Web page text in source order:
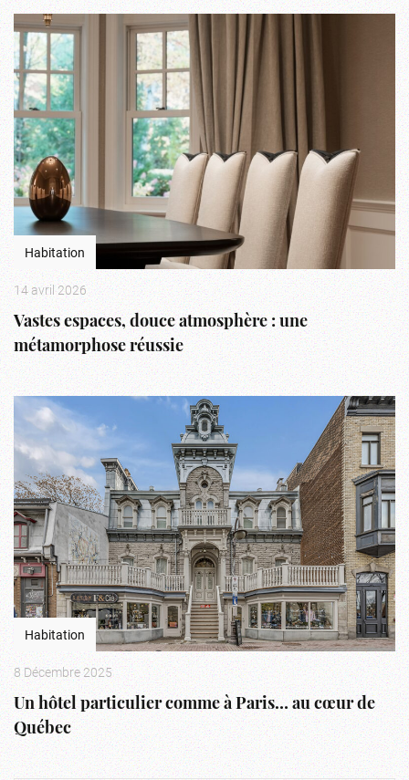
Habitation
14 avril 2026
Vastes espaces, douce atmosphère : une
métamorphose réussie
Habitation
8 Décembre 2025
Un hôtel particulier comme à Paris… au cœur de
Québec